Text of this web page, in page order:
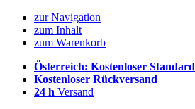
zur Navigation
zum Inhalt
zum Warenkorb
Österreich: Kostenloser
Kostenloser Rückversand
24 h Versand